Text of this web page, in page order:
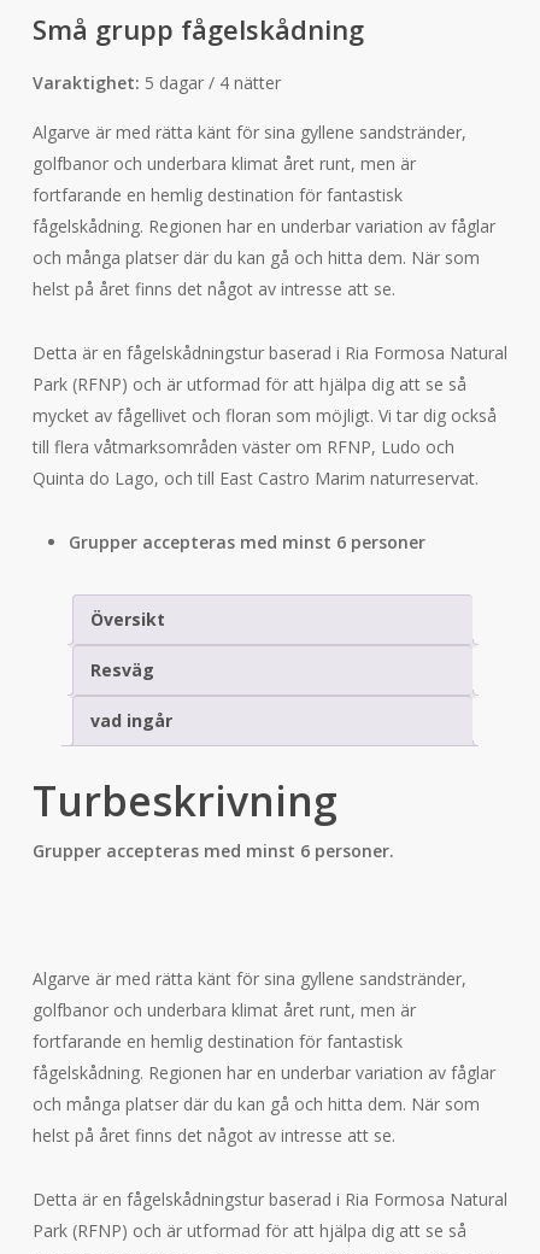
Små grupp fågelskådning
Varaktighet: 5 dagar / 4 nätter
Algarve är med rätta känt för sina gyllene sandstränder,
golfbanor och underbara klimat året runt, men är
fortfarande en hemlig destination för fantastisk
fågelskådning. Regionen har en underbar variation av fåglar
och många platser där du kan gå och hitta dem. När som
helst på året finns det något av intresse att se.
Detta är en fågelskådningstur baserad i Ria Formosa Natural
Park (RFNP) och är utformad för att hjälpa dig att se så
mycket av fågellivet och floran som möjligt. Vi tar dig också
till flera våtmarksområden väster om RFNP, Ludo och
Quinta do Lago, och till East Castro Marim naturreservat.
Grupper accepteras med minst 6 personer
Översikt
Resväg
vad ingår
Turbeskrivning
Grupper accepteras med minst 6 personer.
Algarve är med rätta känt för sina gyllene sandstränder,
golfbanor och underbara klimat året runt, men är
fortfarande en hemlig destination för fantastisk
fågelskådning. Regionen har en underbar variation av fåglar
och många platser där du kan gå och hitta dem. När som
helst på året finns det något av intresse att se.
Detta är en fågelskådningstur baserad i Ria Formosa Natural
Park (RFNP) och är utformad för att hjälpa dig att se så